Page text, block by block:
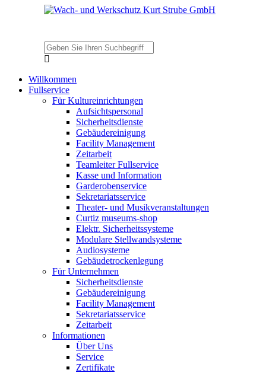
Willkommen
Fullservice
Für Kultureinrichtungen
Aufsichtspersonal
Sicherheitsdienste
Gebäudereinigung
Facility Management
Zeitarbeit
Teamleiter Fullservice
Kasse und Information
Garderobenservice
Sekretariatsservice
Theater- und Musikveranstaltungen
Curtiz museums-shop
Elektr. Sicherheitssysteme
Modulare Stellwandsysteme
Audiosysteme
Gebäudetrockenlegung
Für Unternehmen
Sicherheitsdienste
Gebäudereinigung
Facility Management
Sekretariatsservice
Zeitarbeit
Informationen
Über Uns
Service
Zertifikate